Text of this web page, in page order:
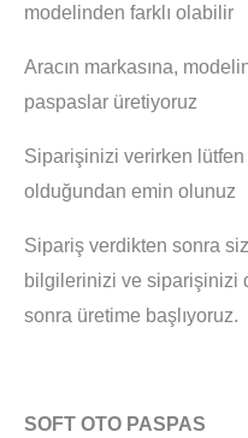
modelinden farklı olabilir
Aracın markasına,
paspaslar üretiyoruz
Siparişinizi verirken
olduğundan emin olunuz
Sipariş verdikten sonra
bilgilerinizi ve siparişinizi
sonra üretime başlıyoruz.
SOFT OTO PASPAS